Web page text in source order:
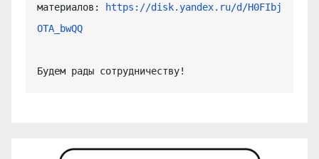
материалов:
https://disk.yandex.ru/d/H0FIbj
OTA_bwQQ
Будем рады сотрудничеству!